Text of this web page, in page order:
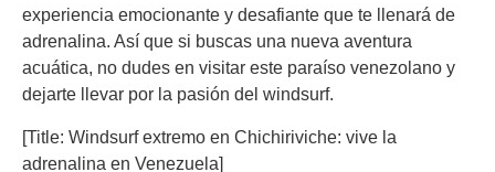
experiencia emocionante y desafiante que te llenará de
adrenalina. Así que si buscas una nueva aventura
acuática, no dudes en visitar este paraíso venezolano y
dejarte llevar por la pasión del windsurf.
[Title: Windsurf extremo en Chichiriviche: vive la
adrenalina en Venezuela]